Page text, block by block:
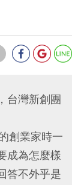
台灣新創團
創業家時一
成為怎麼樣
答不外乎是